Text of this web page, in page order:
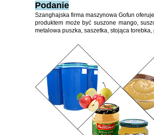
Podanie
Szanghajska firma maszynowa Gofun
produktem może być suszone mango,
metalowa puszka, saszetka, stojąca